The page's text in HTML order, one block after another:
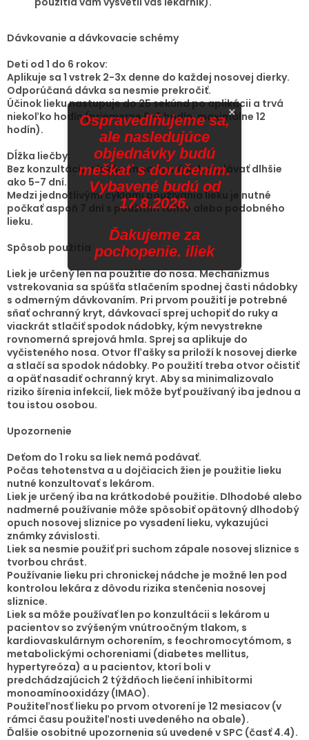
Dávkovanie a dávkovacie schémy
Deti od 1 do 6 rokov:
Aplikuje sa 1 vstrek 2-3x denne do každej nosovej dierky.
Odporúčaná dávka sa nesmie prekročiť.
Účinok lieku nastupuje do 25 sekúnd po aplikácii a trvá
niekoľko hodín (priemerne 6-8 hodín, maximálne 12
hodín).
Dĺžka liečby:
Bez konzultácie s lekárom sa nemá liek podávať dlhšie
ako 5-7 dní.
Medzi jednotlivými cyklami používania lieku je nutné
počkať aspoň 7 dní s použitím tohto alebo podobného
lieku.
Spôsob použitia
Liek je určený len na použitie do nosa. Mechanizmus
vstrekovania sa spúšťa stlačením spodnej časti nádobky
s odmerným dávkovaním. Pri prvom použití je potrebné
sňať ochranný kryt, dávkovací sprej uchopiť do ruky a
viackrát stlačiť spodok nádobky, kým nevystrekne
rovnomerná sprejová hmla. Sprej sa aplikuje do
vyčisteného nosa. Otvor fľašky sa priloží k nosovej dierke
a stlačí sa spodok nádobky. Po použití treba otvor očistiť
a opäť nasadiť ochranný kryt. Aby sa minimalizovalo
riziko šírenia infekcií, liek môže byť používaný iba jednou a
tou istou osobou.
Upozornenie
Deťom do 1 roku sa liek nemá podávať.
Počas tehotenstva a u dojčiacich žien je použitie lieku
nutné konzultovať s lekárom.
Liek je určený iba na krátkodobé použitie. Dlhodobé alebo
nadmerné používanie môže spôsobiť opätovný dlhodobý
opuch nosovej sliznice po vysadení lieku, vykazujúci
známky závislosti.
Liek sa nesmie použiť pri suchom zápale nosovej sliznice s
tvorbou chrást.
Používanie lieku pri chronickej nádche je možné len pod
kontrolou lekára z dôvodu rizika stenčenia nosovej
sliznice.
Liek sa môže používať len po konzultácii s lekárom u
pacientov so zvýšeným vnútroočným tlakom, s
kardiovaskulárnym ochorením, s feochromocytómom, s
metabolickými ochoreniami (diabetes mellitus,
hypertyreóza) a u pacientov, ktorí boli v
predchádzajúcich 2 týždňoch liečení inhibítormi
monoamínooxidázy (IMAO).
Použiteľnosť lieku po prvom otvorení je 12 mesiacov (v
rámci času použiteľnosti uvedeného na obale).
Ďalšie osobitné upozornenia sú uvedené v SPC (časť 4.4).
×
Ospravedlňujeme sa,
ale nasledujúce
objednávky budú
meškať s doručením.
Vybavené budú od
17.8.2026.
Ďakujeme za
pochopenie. iliek